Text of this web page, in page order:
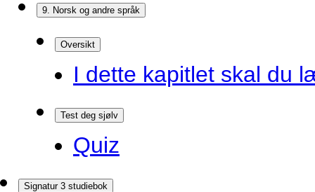
9. Norsk og andre språk
Oversikt
I dette kapitlet skal du
Test deg sjølv
Quiz
Signatur 3 studiebok